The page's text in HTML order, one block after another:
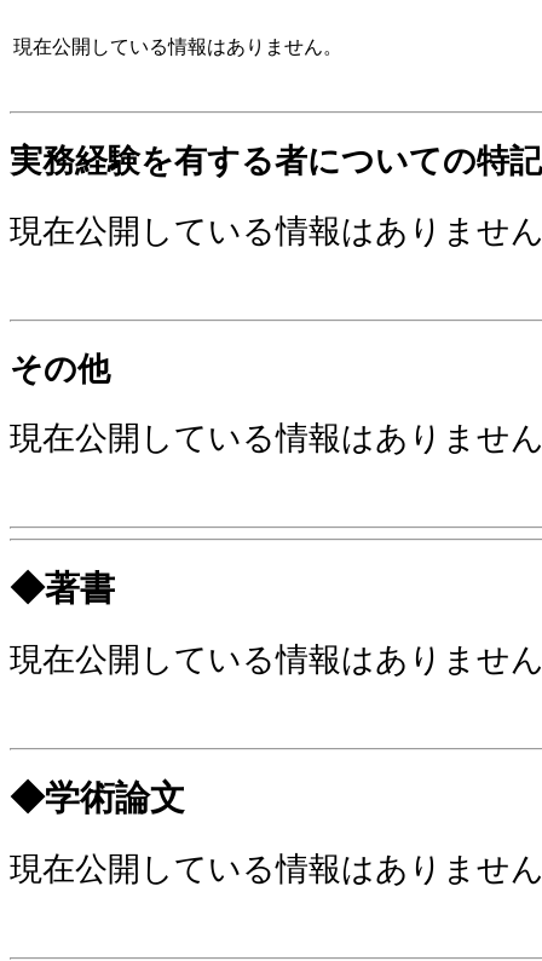
現在公開している情報はありません。
実務経験を有する者についての特
現在公開している情報はありませ
その他
現在公開している情報はありませ
◆著書
現在公開している情報はありませ
◆学術論文
現在公開している情報はありませ